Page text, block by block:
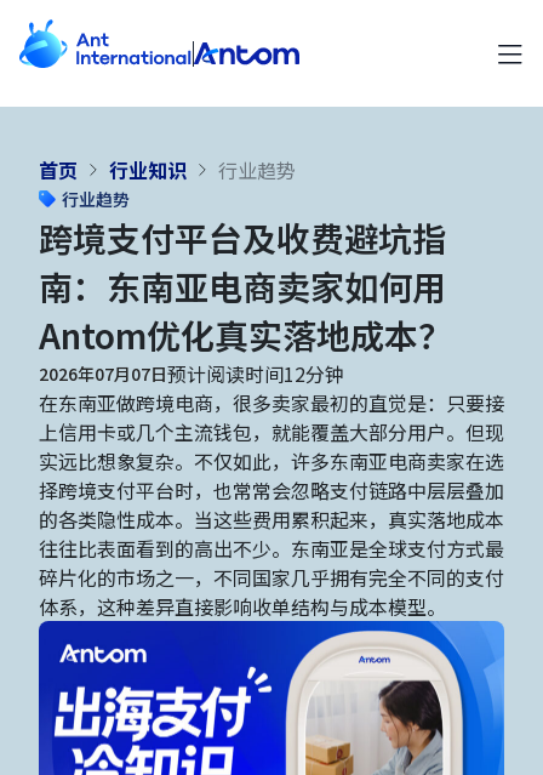
首页 行业知识 行业趋势
行业趋势
跨境支付平台及收费避坑指
南：东南亚电商卖家如何用
Antom优化真实落地成本？
2026年07月07日预计阅读时间12分钟
在东南亚做跨境电商，很多卖家最初的直觉是：只要接
上信用卡或几个主流钱包，就能覆盖大部分用户。但现
实远比想象复杂。不仅如此，许多东南亚电商卖家在选
择跨境支付平台时，也常常会忽略支付链路中层层叠加
的各类隐性成本。当这些费用累积起来，真实落地成本
往往比表面看到的高出不少。东南亚是全球支付方式最
碎片化的市场之一，不同国家几乎拥有完全不同的支付
体系，这种差异直接影响收单结构与成本模型。